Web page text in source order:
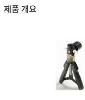
제품 개요